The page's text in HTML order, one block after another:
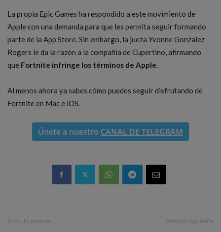
La propia Epic Games ha respondido a este movimiento de
Apple con una demanda para que les permita seguir formando
parte de la App Store. Sin embargo, la jueza Yvonne Gonzalez
Rogers le da la razón a la compañía de Cupertino, afirmando
que Fortnite infringe los términos de Apple
Al menos ahora ya sabes cómo puedes seguir disfrutando de
Fortnite en Mac e iOS.
Únete a nuestro CANAL DE TELEGRAM
Artículo anterior Artículo siguiente